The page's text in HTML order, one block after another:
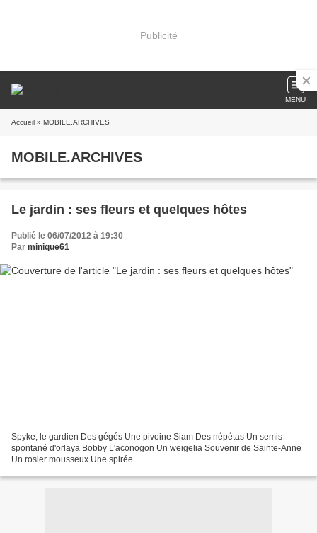
Publicité
MENU
Accueil » MOBILE.ARCHIVES
MOBILE.ARCHIVES
Le jardin : ses fleurs et quelques hôtes
Publié le 06/07/2012 à 19:30
Par minique61
Spyke, le gardien Des gégés Une pivoine Siam Des népétas Un semis
spontané d'orlaya Bobby L'aconogon Un weigelia Souvenir de Sainte-Anne
Un rosier mousseux Une spirée